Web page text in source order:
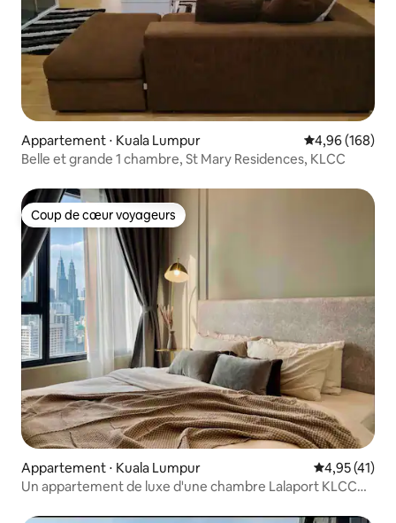
Appartement ⋅ Kuala Lumpur Évaluation
4,96 (168)
Belle et grande 1 chambre, St Mary Residences, KLCC
Coup de cœur voyageurs
Coup de cœur voyageurs
Appartement ⋅ Kuala Lumpur Évaluation
4,95 (41)
Un appartement de luxe d'une chambre Lalaport KLCC